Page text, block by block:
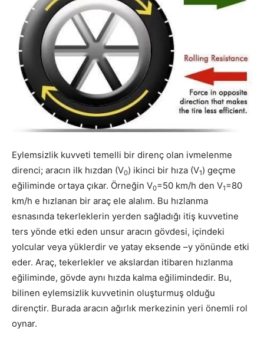
Eylemsizlik kuvveti temelli bir direnç olan ivmelenme
direnci; aracın ilk hızdan (V0) ikinci bir hıza (V1) geçme
eğiliminde ortaya çıkar. Örneğin V0=50 km/h den V1=80
km/h e hızlanan bir araç ele alalım. Bu hızlanma
esnasında tekerleklerin yerden sağladığı itiş kuvvetine
ters yönde etki eden unsur aracın gövdesi, içindeki
yolcular veya yüklerdir ve yatay eksende –y yönünde etki
eder. Araç, tekerlekler ve akslardan itibaren hızlanma
eğiliminde, gövde aynı hızda kalma eğilimindedir. Bu,
bilinen eylemsizlik kuvvetinin oluşturmuş olduğu
dirençtir. Burada aracın ağırlık merkezinin yeri önemli rol
oynar.